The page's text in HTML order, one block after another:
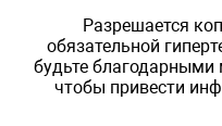
Разрешается
обязательной
будьте благодарными
чтобы привести